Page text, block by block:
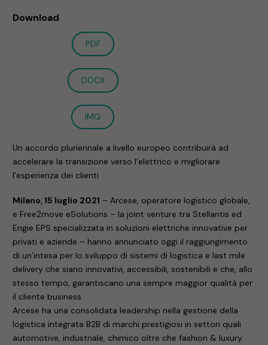
Download
PDF
DOCX
IMG
Un accordo pluriennale a livello europeo contribuirà ad
accelerare la transizione verso l’elettrico e migliorare
l’esperienza dei clienti
Milano, 15 luglio 2021 – Arcese, operatore logistico globale,
e Free2move eSolutions – la joint venture tra Stellantis ed
Engie EPS specializzata in soluzioni elettriche innovative per
privati e aziende – hanno annunciato oggi il raggiungimento
di un’intesa per lo sviluppo di sistemi di logistica e last mile
delivery che siano innovativi, accessibili, sostenibili e che, allo
stesso tempo, garantiscano una sempre maggior qualità per
il cliente business.
Arcese ha una consolidata leadership nella gestione della
logistica integrata B2B di marchi prestigiosi in settori quali
automotive, industriale, chimico oltre che fashion & luxury.